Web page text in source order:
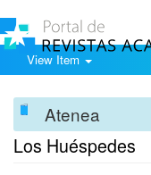
View Item
Atenea
Los Huéspedes